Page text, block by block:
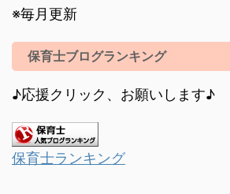
※毎月更新
保育士ブログランキング
♪応援クリック、お願いします♪
保育士ランキング